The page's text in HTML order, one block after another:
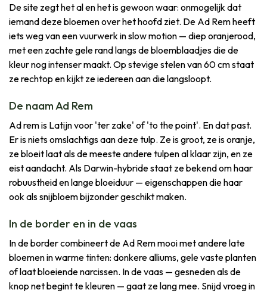
De site zegt het al en het is gewoon waar: onmogelijk dat
iemand deze bloemen over het hoofd ziet. De Ad Rem heeft
iets weg van een vuurwerk in slow motion — diep oranjerood,
met een zachte gele rand langs de bloemblaadjes die de
kleur nog intenser maakt. Op stevige stelen van 60 cm staat
ze rechtop en kijkt ze iedereen aan die langsloopt.
De naam Ad Rem
Ad rem is Latijn voor 'ter zake' of 'to the point'. En dat past.
Er is niets omslachtigs aan deze tulp. Ze is groot, ze is oranje,
ze bloeit laat als de meeste andere tulpen al klaar zijn, en ze
eist aandacht. Als Darwin-hybride staat ze bekend om haar
robuustheid en lange bloeiduur — eigenschappen die haar
ook als snijbloem bijzonder geschikt maken.
In de border en in de vaas
In de border combineert de Ad Rem mooi met andere late
bloemen in warme tinten: donkere alliums, gele vaste planten
of laat bloeiende narcissen. In de vaas — gesneden als de
knop net begint te kleuren — gaat ze lang mee. Snijd vroeg in